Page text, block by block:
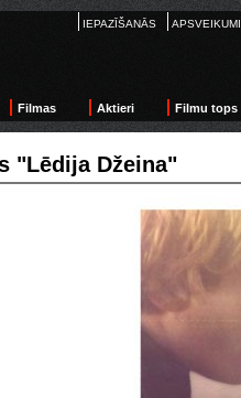
IEPAZĪŠANĀS APSVEIKUMI
Filmas Aktieri Filmu tops
"Lēdija Džeina"